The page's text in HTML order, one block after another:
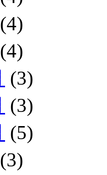
(4)
(4)
(3)
(3)
(5)
(3)